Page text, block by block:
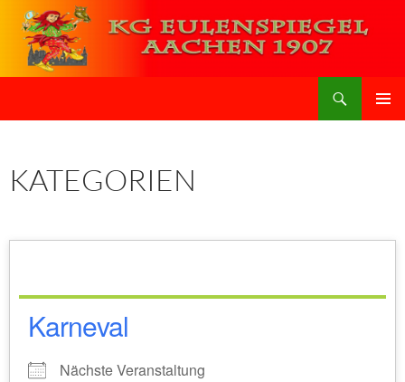
Zum
Inhalt
springen
KATEGORIEN
Karneval
Nächste Veranstaltung